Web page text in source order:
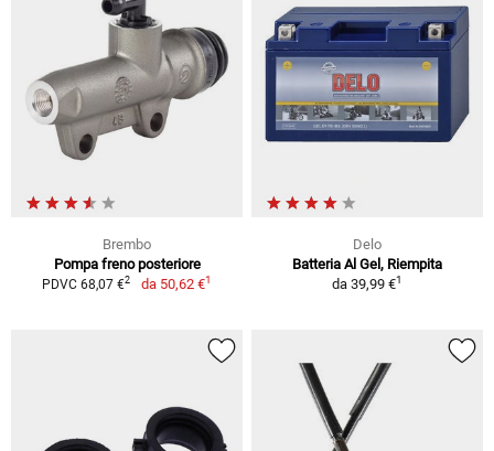
Brembo
Pompa freno posteriore
PDVC 68,07 €2 da 50,62 €1
Delo
Batteria Al Gel, Riempita
da 39,99 €1